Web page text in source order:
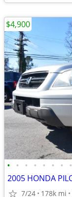
• • • • • • • •
7/24 178k mi
$4,900